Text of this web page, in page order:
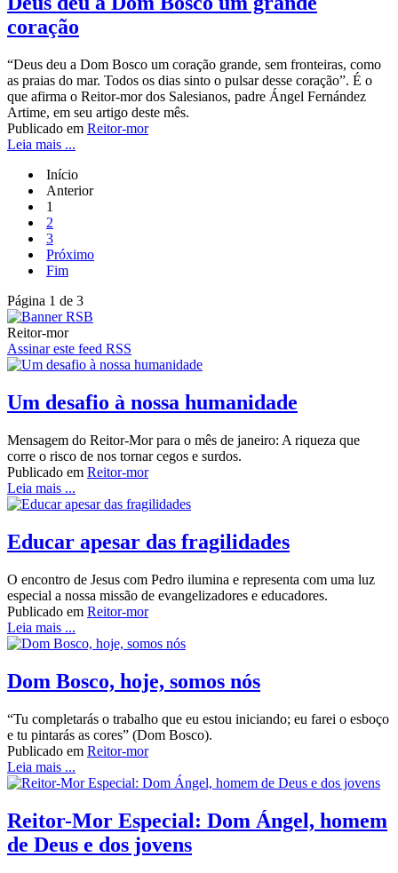
coração
“Deus deu a Dom Bosco um coração grande, sem fronteiras, como
as praias do mar. Todos os dias sinto o pulsar desse coração”. É o
que afirma o Reitor-mor dos Salesianos, padre Ángel Fernández
Artime, em seu artigo deste mês.
Publicado em Reitor-mor
Leia mais ...
Início
Anterior
1
2
3
Próximo
Fim
Página 1 de 3
Reitor-mor
Assinar este feed RSS
Um desafio à nossa humanidade
Mensagem do Reitor-Mor para o mês de janeiro: A riqueza que
corre o risco de nos tornar cegos e surdos.
Publicado em Reitor-mor
Leia mais ...
Educar apesar das fragilidades
O encontro de Jesus com Pedro ilumina e representa com uma luz
especial a nossa missão de evangelizadores e educadores.
Publicado em Reitor-mor
Leia mais ...
Dom Bosco, hoje, somos nós
“Tu completarás o trabalho que eu estou iniciando; eu farei o esboço
e tu pintarás as cores” (Dom Bosco).
Publicado em Reitor-mor
Leia mais ...
Reitor-Mor Especial: Dom Ángel, homem
de Deus e dos jovens